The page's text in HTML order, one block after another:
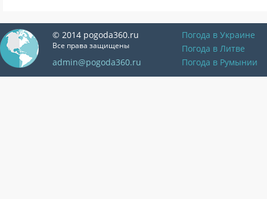
© 2014 pogoda360.ru
Все права защищены
admin@pogoda360.ru
Погода в Украине
Погода в Литве
Погода в Румынии